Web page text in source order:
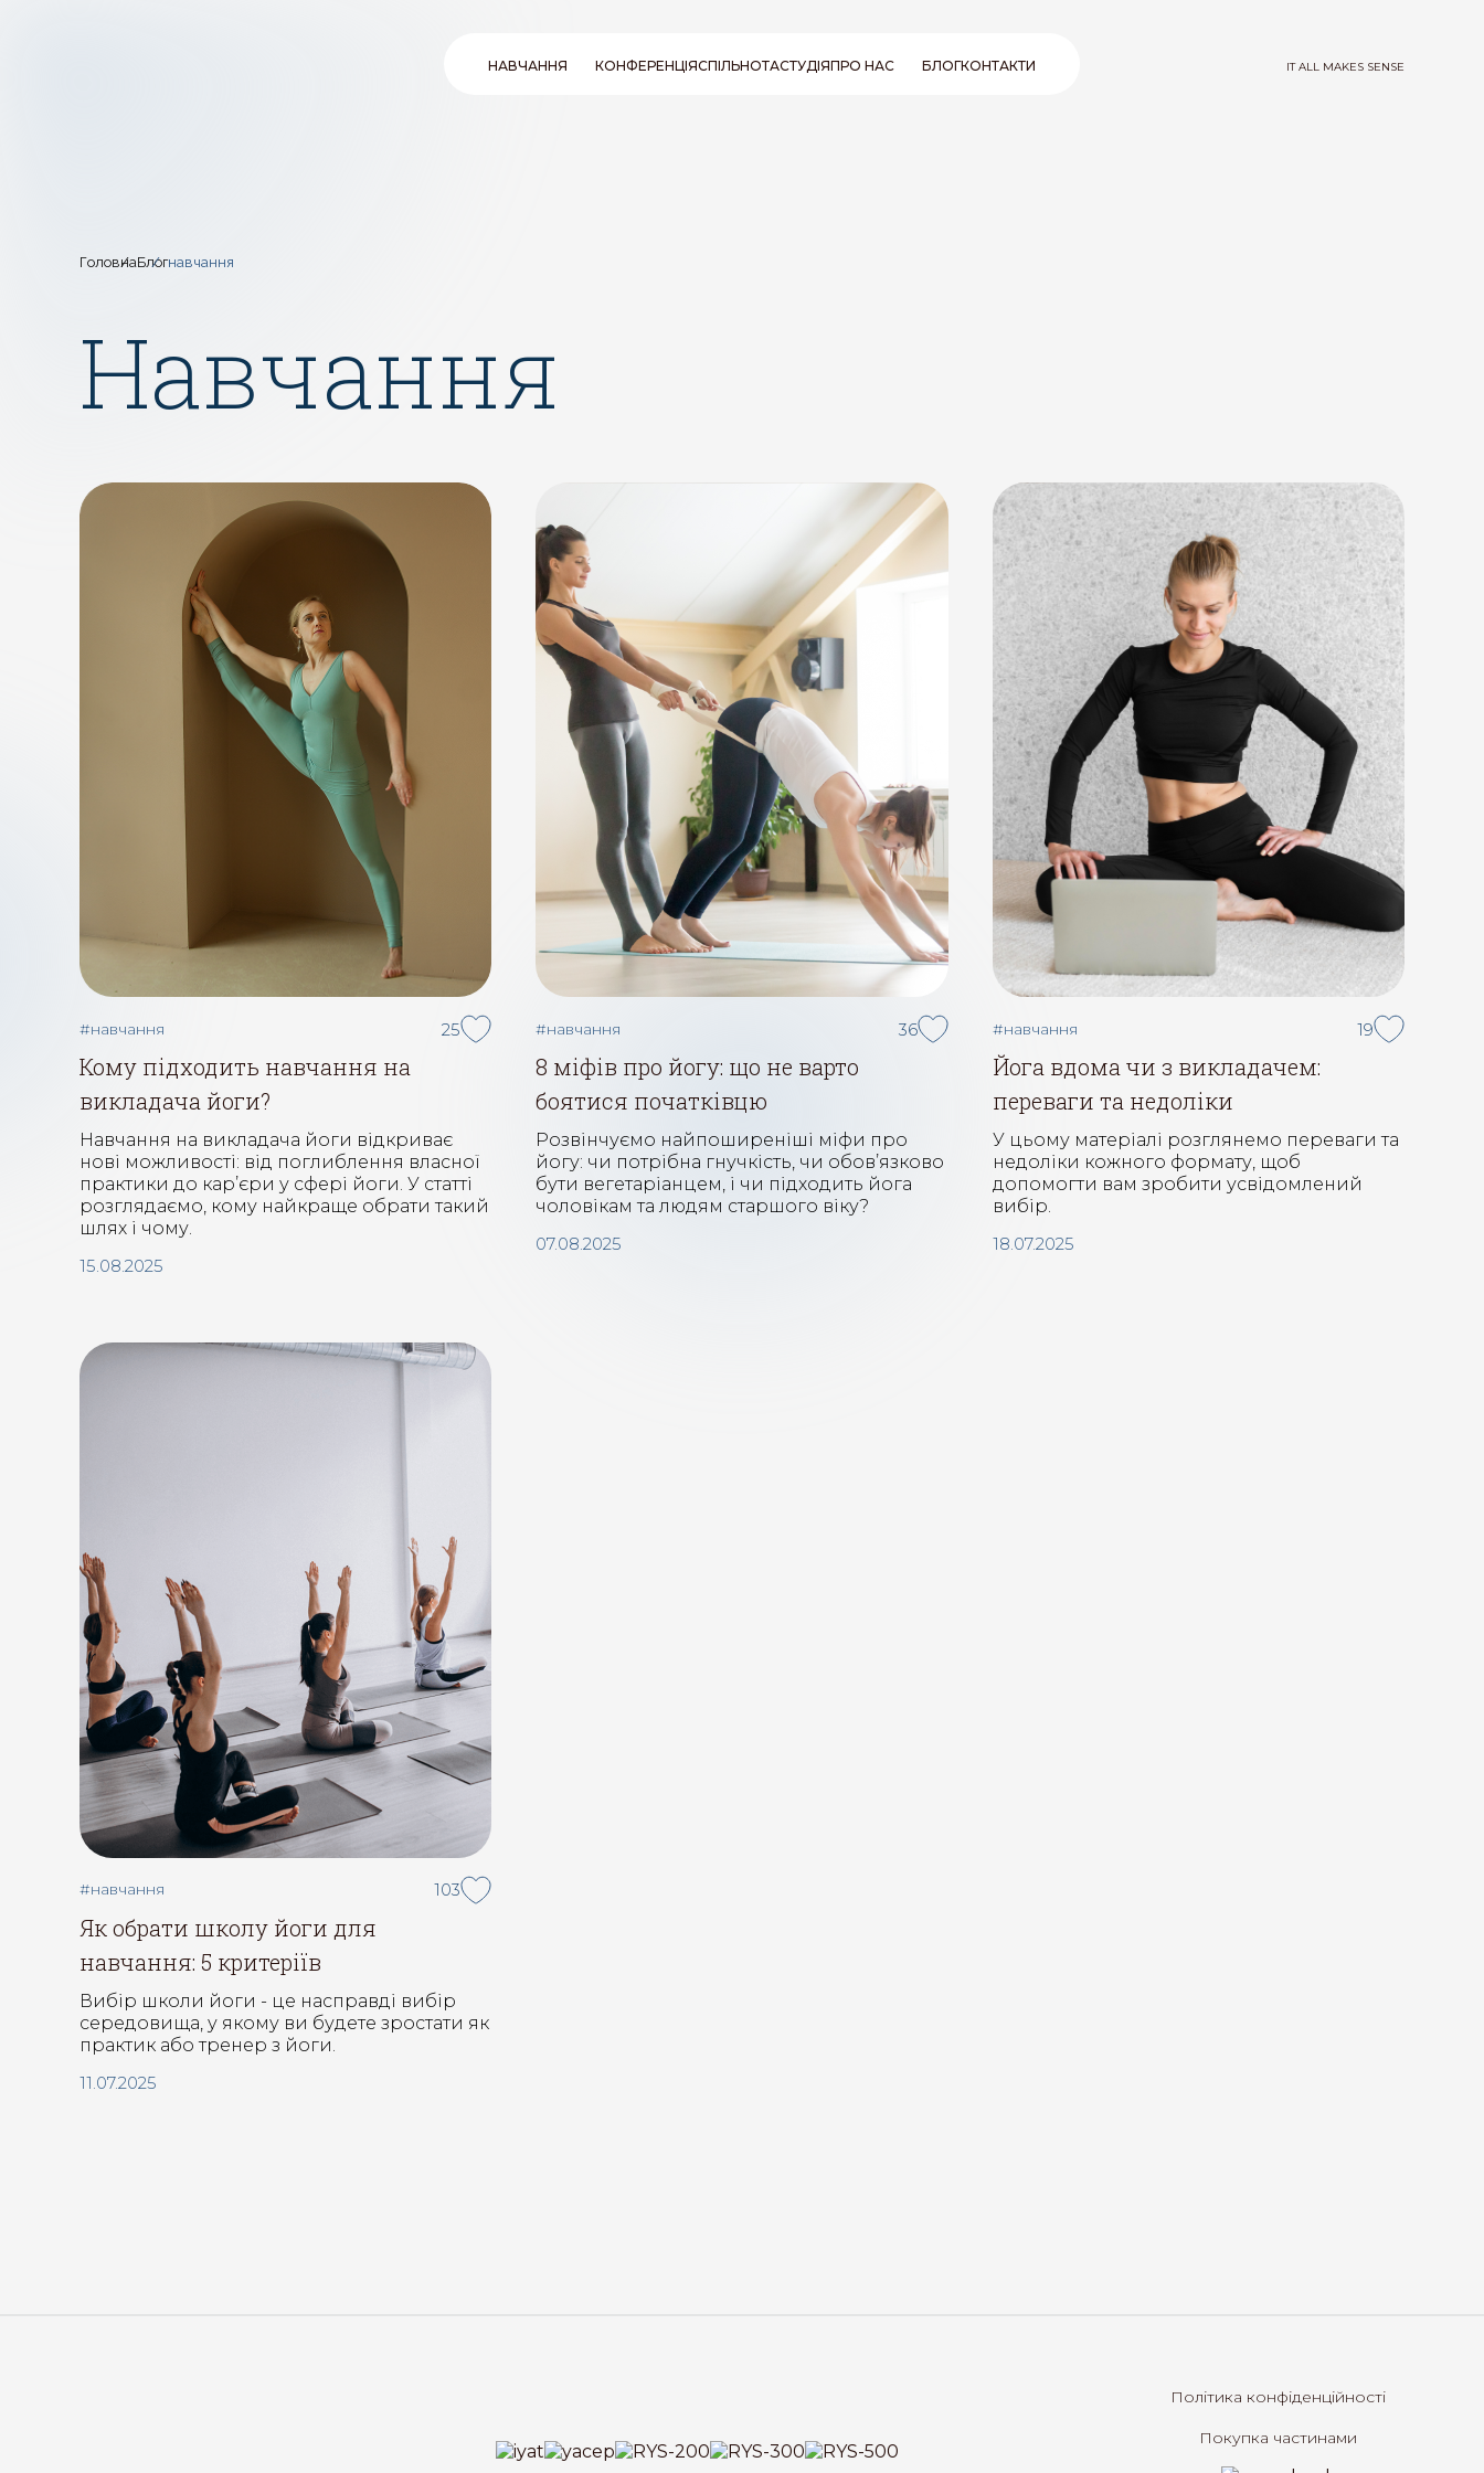
НАВЧАННЯ КОНФЕРЕНЦІЯСПІЛЬНОТАСТУДІЯПРО НАС БЛОГКОНТАКТИ IT ALL MAKES SENSE
ГоловнаБлогнавчання
Навчання
#навчання 25
Кому підходить навчання на
викладача йоги?
Навчання на викладача йоги відкриває
нові можливості: від поглиблення власної
практики до кар’єри у сфері йоги. У статті
розглядаємо, кому найкраще обрати такий
шлях і чому.
15.08.2025
#навчання 36
8 міфів про йогу: що не варто
боятися початківцю
Розвінчуємо найпоширеніші міфи про
йогу: чи потрібна гнучкість, чи обов’язково
бути вегетаріанцем, і чи підходить йога
чоловікам та людям старшого віку?
07.08.2025
#навчання 19
Йога вдома чи з викладачем:
переваги та недоліки
У цьому матеріалі розглянемо переваги та
недоліки кожного формату, щоб
допомогти вам зробити усвідомлений
вибір.
18.07.2025
#навчання 103
Як обрати школу йоги для
навчання: 5 критеріїв
Вибір школи йоги - це насправді вибір
середовища, у якому ви будете зростати як
практик або тренер з йоги.
11.07.2025
Політика конфіденційності
Покупка частинами